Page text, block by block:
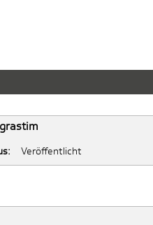
Veröffentlicht